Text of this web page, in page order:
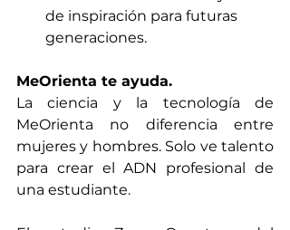
de inspiración para futuras
generaciones.​
MeOrienta te ayuda.
La ciencia y la tecnología de
MeOrienta no diferencia entre
mujeres y hombres. Solo ve talento
para crear el ADN profesional de
una estudiante.